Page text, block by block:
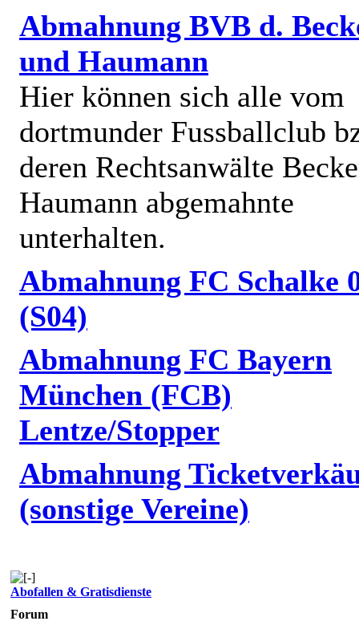
Abmahnung BVB d.
und Haumann
Hier können sich alle vom
dortmunder Fussballclub
deren Rechtsanwälte
Haumann abgemahnte
unterhalten.
Abmahnung FC Schalke
(S04)
Abmahnung FC Bayern
München (FCB)
Lentze/Stopper
Abmahnung
(sonstige Vereine)
Abofallen & Gratisdienste
Forum